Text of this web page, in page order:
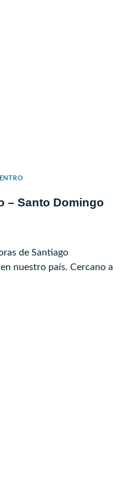
– Santo Domingo
de Santiago
nuestro país. Cercano a